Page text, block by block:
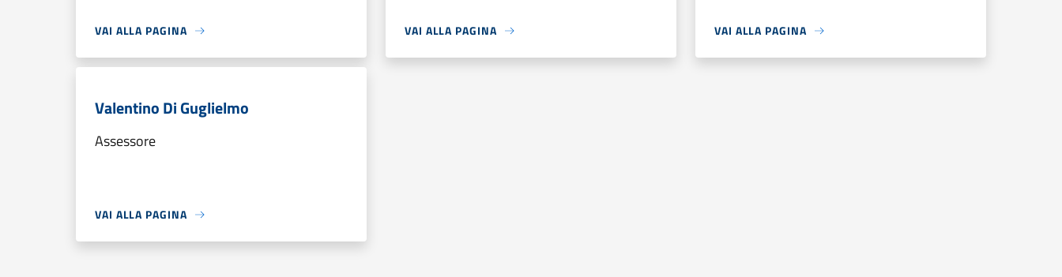
VAI ALLA PAGINA VAI ALLA PAGINA VAI ALLA PAGINA
Valentino Di Guglielmo
Assessore
VAI ALLA PAGINA